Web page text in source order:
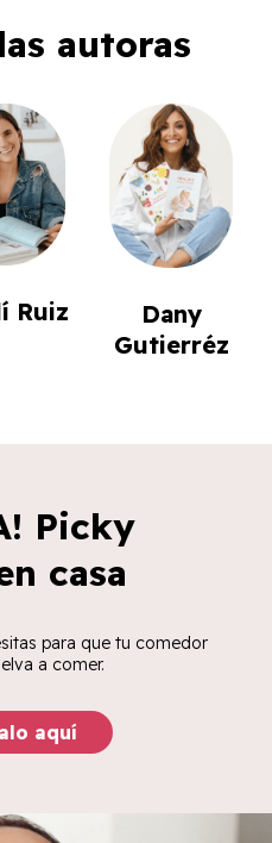
autoras
Ruiz
Dany
Gutierréz
Picky
casa
para que tu comedor
a comer.
aquí